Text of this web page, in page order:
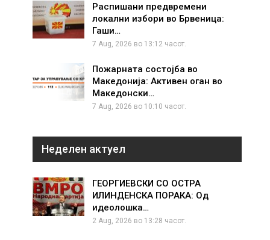
Распишани предвремени
локални избори во Брвеница:
Гаши…
7 Aug, 2026 во 13:12 часот.
Пожарната состојба во
Македонија: Активен оган во
Македонски…
7 Aug, 2026 во 10:10 часот.
Неделен актуел
ГЕОРГИЕВСКИ СО ОСТРА
ИЛИНДЕНСКА ПОРАКА: Од
идеолошка…
2 Aug, 2026 во 13:28 часот.